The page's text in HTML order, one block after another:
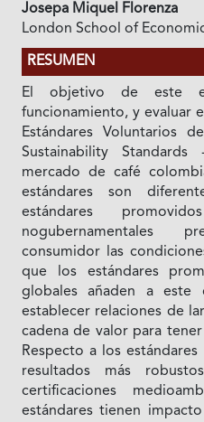
Josepa Miquel Florenza
London School of
RESUMEN
El objetivo de este
funcionamiento, y evaluar
Estándares Voluntarios
Sustainability
mercado de café
estándares son
estándares
nogubernamentales
consumidor las
que los estándares
globales añaden a este
establecer relaciones de
cadena de valor para
Respecto a los
resultados más
certificaciones
estándares tienen